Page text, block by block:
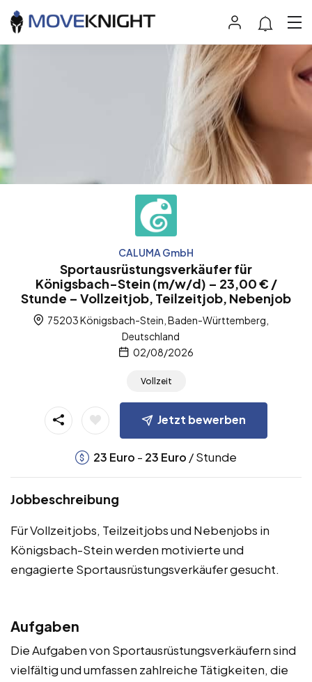
CALUMA GmbH
Sportausrüstungsverkäufer für
Königsbach-Stein (m/w/d) – 23,00 € /
Stunde – Vollzeitjob, Teilzeitjob, Nebenjob
75203 Königsbach-Stein, Baden-Württemberg,
Deutschland
02/08/2026
Vollzeit
Jetzt bewerben
23 Euro - 23 Euro / Stunde
Jobbeschreibung
Für Vollzeitjobs, Teilzeitjobs und Nebenjobs in
Königsbach-Stein werden motivierte und
engagierte Sportausrüstungsverkäufer gesucht.
Aufgaben
Die Aufgaben von Sportausrüstungsverkäufern sind
vielfältig und umfassen zahlreiche Tätigkeiten, die